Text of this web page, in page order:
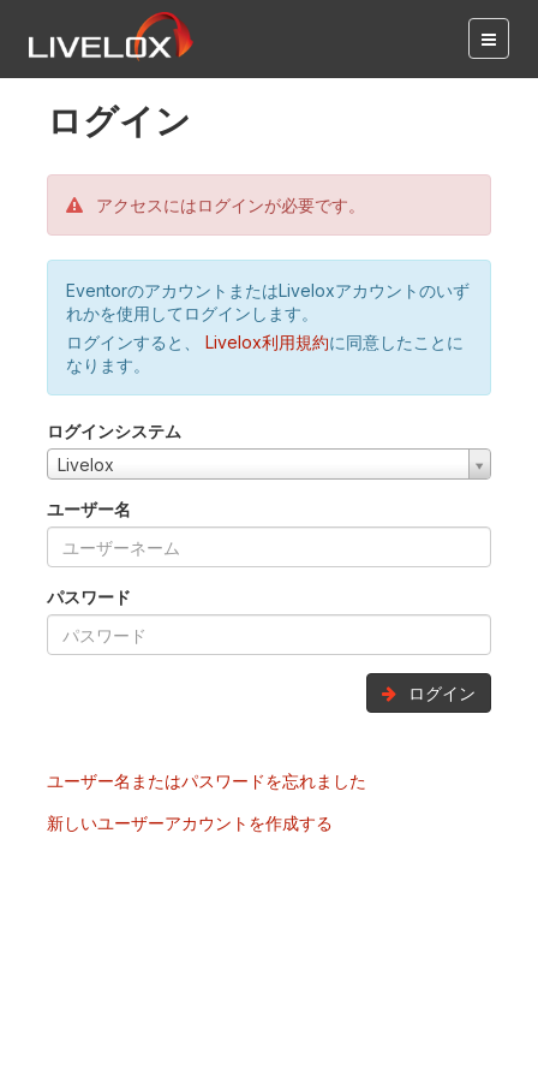
ログイン
アクセスにはログインが必要です。
EventorのアカウントまたはLiveloxアカウントのいず
れかを使用してログインします。
ログインすると、
Livelox利用規約に同意したことに
なります。
ログインシステム
Livelox
ユーザー名
パスワード
ログイン
ユーザー名またはパスワードを忘れました
新しいユーザーアカウントを作成する